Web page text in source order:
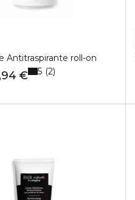
Antitraspirante roll-on
€ 5 2